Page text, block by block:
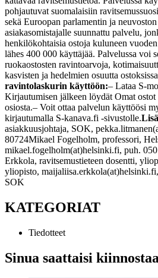
pohjautuvat suomalaisiin
sekä Euroopan parlamentin ja neuvoston
asiakasomistajalle suunnattu palvelu,
henkilökohtaisia ostoja kuluneen
lähes 400 000 käyttäjää. Palvelussa voi
ruokaostosten ravintoarvoja,
kasvisten ja hedelmien osuutta
ravintolaskurin käyttöön:– Lataa S-
Kirjautumisen jälkeen löydät Omat
osiosta.– Voit ottaa palvelun käyttöösi
kirjautumalla S-kanava.fi -sivustolle.
asiakkuusjohtaja, SOK,
80724Mikael Fogelholm, professori,
mikael.fogelholm(at)helsinki.fi, puh.
Erkkola, ravitsemustieteen dosentti,
yliopisto,
SOK
KATEGORIAT
Tiedotteet
Sinua saattaisi kiinnostaa